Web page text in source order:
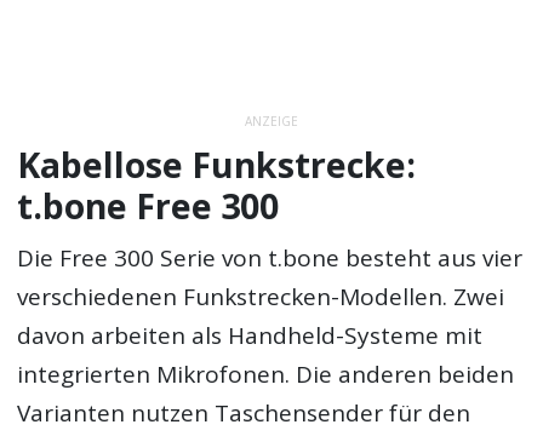
ANZEIGE
Kabellose Funkstrecke:
t.bone Free 300
Die Free 300 Serie von t.bone besteht aus vier
verschiedenen Funkstrecken-Modellen. Zwei
davon arbeiten als Handheld-Systeme mit
integrierten Mikrofonen. Die anderen beiden
Varianten nutzen Taschensender für den